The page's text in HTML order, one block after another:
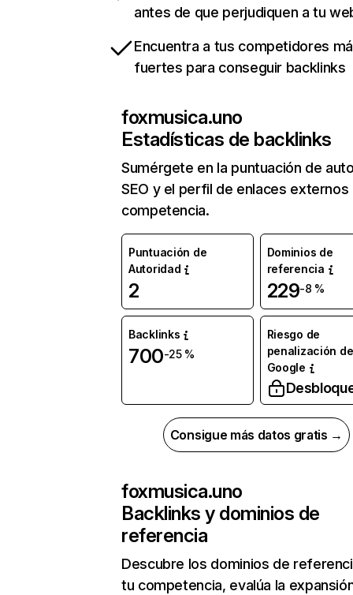
antes de que perjudiquen a tu
Encuentra a tus competidores
fuertes para conseguir backlinks
foxmusica.uno
Estadísticas de backlinks
Sumérgete en la puntuación de
SEO y el perfil de enlaces externos
competencia.
Puntuación de
Autoridad
2
Dominios de
referencia
229-8 %
Backlinks
700-25 %
Riesgo de
penalización de
Google
Consigue más datos gratis →
foxmusica.uno
Backlinks y dominios de
referencia
Descubre los dominios de
tu competencia, evalúa la